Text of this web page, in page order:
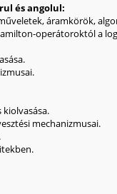
és angolul:
áramkörök,
operátoroktól a
mechanizmusai.